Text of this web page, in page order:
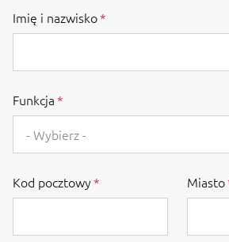
Imię i nazwisko
Funkcja
- Wybierz -
Kod pocztowy Miasto